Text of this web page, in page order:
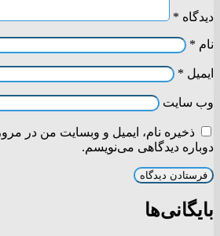
دیدگاه *
نام *
ایمیل *
وب‌ سایت
ذخیره نام، ایمیل و وبسایت من در
دوباره دیدگاهی می‌نویسم.
بایگانی‌ها